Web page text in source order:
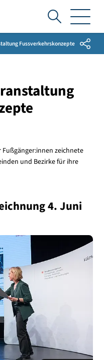
Ich
suche...
Fussverkehrskonzepte Share
zeichnete
und Bezirke für ihre
4. Juni